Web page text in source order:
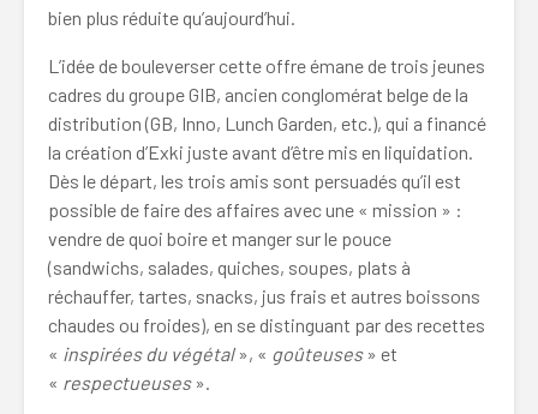
bien plus réduite qu’aujourd’hui.
L’idée de bouleverser cette offre émane de trois jeunes
cadres du groupe GIB, ancien conglomérat belge de la
distribution (GB, Inno, Lunch Garden, etc.), qui a financé
la création d’Exki juste avant d’être mis en liquidation.
Dès le départ, les trois amis sont persuadés qu’il est
possible de faire des affaires avec une « mission » :
vendre de quoi boire et manger sur le pouce
(sandwichs, salades, quiches, soupes, plats à
réchauffer, tartes, snacks, jus frais et autres boissons
chaudes ou froides), en se distinguant par des recettes
« inspirées du végétal», « goûteuses» et
« respectueuses».